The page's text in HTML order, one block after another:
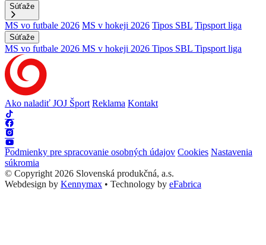
Súťaže
MS vo futbale 2026 MS v hokeji 2026 Tipos SBL Tipsport liga
Súťaže
MS vo futbale 2026 MS v hokeji 2026 Tipos SBL Tipsport liga
Ako naladiť JOJ Šport Reklama Kontakt
Podmienky pre spracovanie osobných údajov Cookies Nastavenia
súkromia
© Copyright 2026 Slovenská produkčná, a.s.
Webdesign by Kennymax • Technology by eFabrica